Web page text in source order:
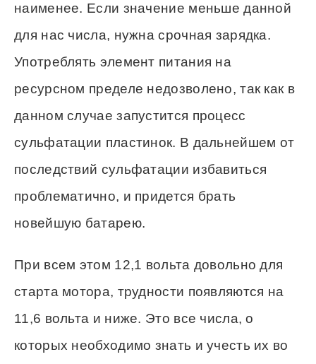
наименее. Если значение меньше данной
для нас числа, нужна срочная зарядка.
Употреблять элемент питания на
ресурсном пределе недозволено, так как в
данном случае запустится процесс
сульфатации пластинок. В дальнейшем от
последствий сульфатации избавиться
проблематично, и придется брать
новейшую батарею.
При всем этом 12,1 вольта довольно для
старта мотора, трудности появляются на
11,6 вольта и ниже. Это все числа, о
которых необходимо знать и учесть их во